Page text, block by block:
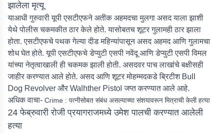
झालेला मृत्यू
याआधी गुरुवारी यूपी एसटीएफने अतीक अहमदचा मुलगा असद याला झाशी
येथे पोलीस चकमकीत ठार केले होते. यासोबतच शूटर गुलामही ठार झाला
होता. एसटीएफचे पथक गेल्या दीड महिन्यांपासून असद अहमद आणि गुलामचा
शोध घेत होते. यूपी एसटीएफचे डेप्युटी एसपी नवेंदू आणि डेप्युटी एसपी विमल
यांच्या नेतृत्वाखाली ही चकमक झाली होती. असदवर पाच लाखांचे बक्षीसही
जाहीर करण्यात आले होते. असद आणि शूटर मोहम्मदकडे ब्रिटीश Bull
Dog Revolver और Walhther Pistol जप्त करण्यात आले आहे.
अधिक वाचा- Crime : पत्नीसोबत संबंध असल्याच्या संशयावरून मित्राची केली हत्या
24 फेब्रुवारी रोजी प्रयागराजमध्ये उमेश पालची करण्यात आलेली
हत्या